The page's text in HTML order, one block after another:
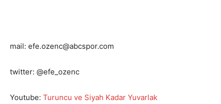
mail: efe.ozenc@abcspor.com
twitter: @efe_ozenc
Youtube: Turuncu ve Siyah Kadar Yuvarlak